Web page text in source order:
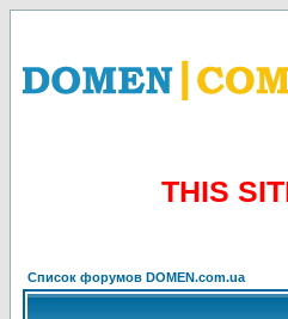
THIS
Список форумов DOMEN.com.ua